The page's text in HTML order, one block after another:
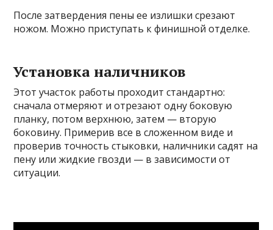
После затвердения пены ее излишки срезают
ножом. Можно приступать к финишной отделке.
Установка наличников
Этот участок работы проходит стандартно:
сначала отмеряют и отрезают одну боковую
планку, потом верхнюю, затем — вторую
боковину. Примерив все в сложенном виде и
проверив точность стыковки, наличники садят на
пену или жидкие гвозди — в зависимости от
ситуации.